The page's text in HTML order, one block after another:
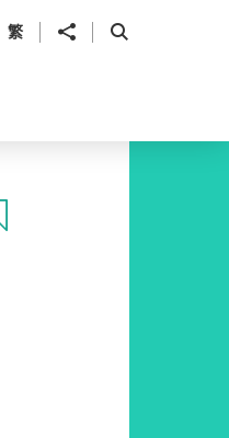
繁 分享到 开启搜寻框